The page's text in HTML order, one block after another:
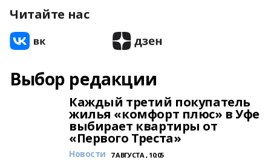
Читайте нас
Выбор редакции
Каждый третий покупатель
жилья «комфорт плюс» в Уфе
выбирает квартиры от
«Первого Треста»
Новости 7 АВГУСТА , 10:05